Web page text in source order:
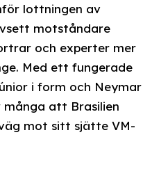
lottningen av
motståndare
och experter mer
Med ett fungerade
i form och Neymar
att Brasilien
mot sitt sjätte VM-